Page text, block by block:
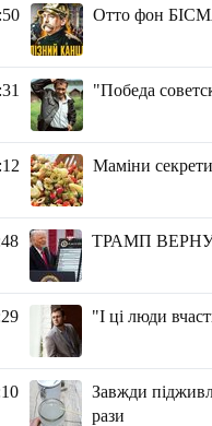
Отто фон
"Победа
Маміни
ТРАМП
"І ці люди
Завжди
рази